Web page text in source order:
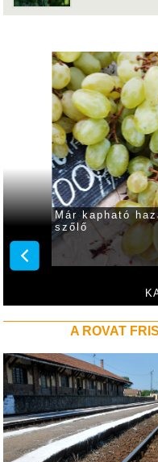
Már kapható
szőlő
A ROVAT